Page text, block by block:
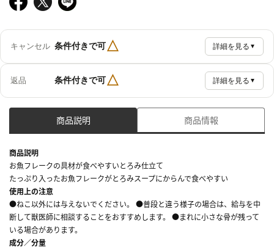
キャンセル 条件付きで可△ 詳細を見る ▼
返品 条件付きで可△ 詳細を見る ▼
商品説明 商品情報
商品説明
お魚フレークの具材が食べやすいとろみ仕立て
たっぷり入ったお魚フレークがとろみスープにからんで食べやすい
使用上の注意
●ねこ以外には与えないでください。 ●普段と違う様子の場合は、給与を中
断して獣医師に相談することをおすすめします。 ●まれに小さな骨が残って
いる場合があります。
成分／分量